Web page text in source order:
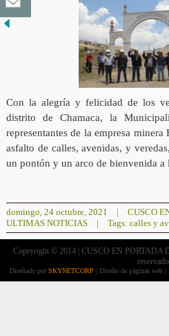
Con la alegría y felicidad de los
distrito de Chamaca, la
representantes de la empresa
asfalto de calles, avenidas, y
un pontón y un arco de bienvenida
domingo, 24 octubre, 2021 | CUSCO
ULTIMAS NOTICIAS
| Tags: calles y
Copryright © 2014 | CUSCO EN PORTADA
Diseñado por SKYNETCORP | Diseño de páginas web